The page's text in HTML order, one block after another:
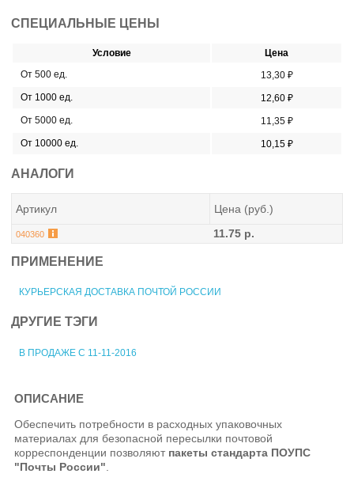
СПЕЦИАЛЬНЫЕ ЦЕНЫ
Условие
Цена
От 500 ед.
13,30 ₽
От 1000 ед.
12,60 ₽
От 5000 ед.
11,35 ₽
От 10000 ед.
10,15 ₽
АНАЛОГИ
Артикул Цена (руб.)
040360 11.75 р.
ПРИМЕНЕНИЕ
КУРЬЕРСКАЯ ДОСТАВКА ПОЧТОЙ РОССИИ
ДРУГИЕ ТЭГИ
В ПРОДАЖЕ С 11-11-2016
ОПИСАНИЕ
Обеспечить потребности в расходных упаковочных
материалах для безопасной пересылки почтовой
корреспонденции позволяют пакеты стандарта ПОУПС
"Почты России".